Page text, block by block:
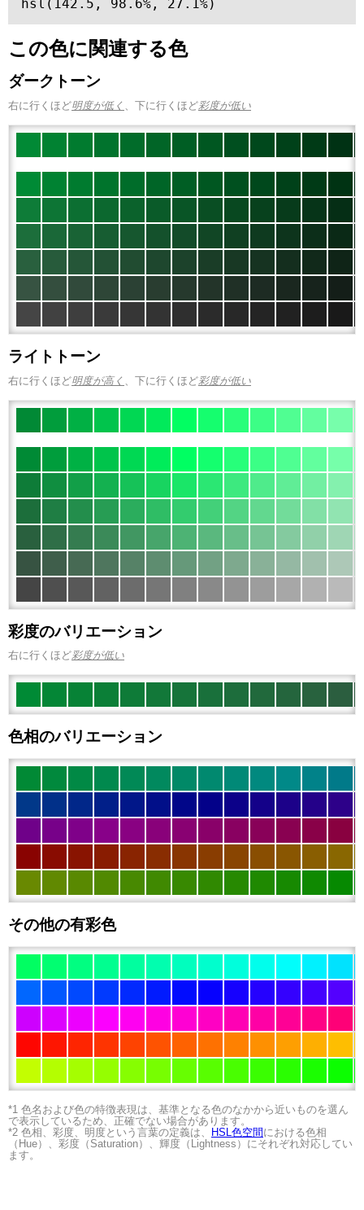
hsl(142.5, 98.6%, 27.1%)
この色に関連する色
ダークトーン
右に行くほど明度が低く 、下に行くほど彩度が低い
ライトトーン
右に行くほど明度が高く 、下に行くほど彩度が低い
彩度のバリエーション
右に行くほど彩度が低い
色相のバリエーション
その他の有彩色
*1 色名および色の特徴表現は、基準となる色のなかから近いものを選ん
で表示しているため、正確でない場合があります。
*2 色相、彩度、明度という言葉の定義は、
HSL色空間 における色相
（Hue）、彩度（Saturation）、輝度（Lightness）にそれぞれ対応してい
ます。